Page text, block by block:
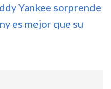
Yankee sorprende
es mejor que su